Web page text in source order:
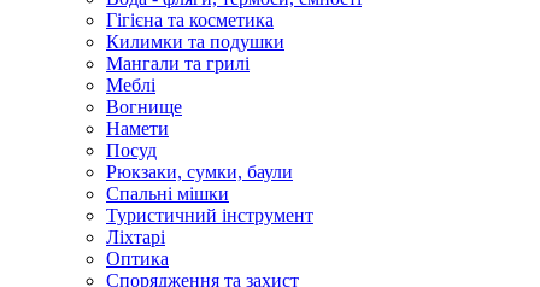
Гігієна та косметика
Килимки та подушки
Мангали та грилі
Меблі
Вогнище
Намети
Посуд
Рюкзаки, сумки, баули
Спальні мішки
Туристичний інструмент
Ліхтарі
Оптика
Спорядження та захист